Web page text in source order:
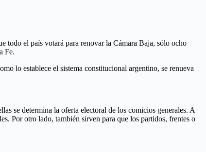
todo el país votará para renovar la Cámara Baja, sólo ocho
Fe.
lo establece el sistema constitucional argentino, se renueva
se determina la oferta electoral de los comicios generales. A
Por otro lado, también sirven para que los partidos, frentes o